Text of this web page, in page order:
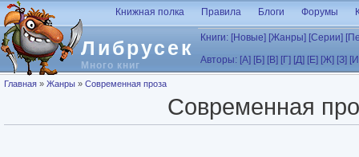
Перейти к основному содержанию
Либрусек
Много книг
Книжная полка Правила Блоги Форумы
Книги: [Новые] [Жанры] [Серии]
Авторы: [А] [Б] [В] [Г] [Д] [Е] [Ж] [З]
Вы здесь
Главная » Жанры » Современная проза
Современная